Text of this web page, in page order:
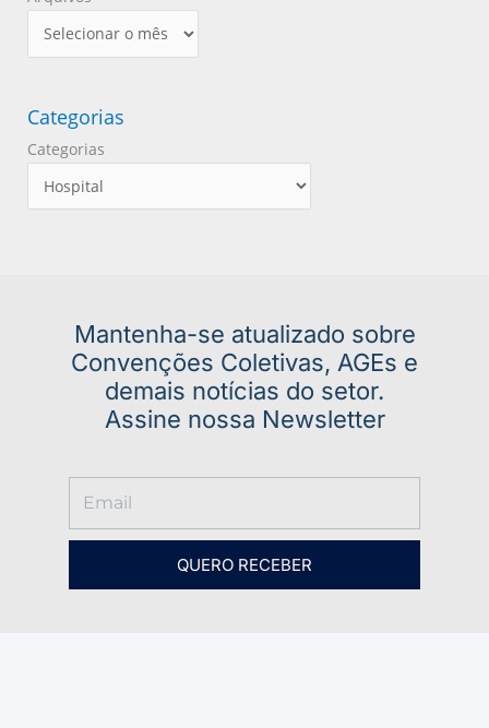
Categorias
Categorias
Mantenha-se atualizado sobre
Convenções Coletivas, AGEs e
demais notícias do setor.
Assine nossa Newsletter
QUERO RECEBER